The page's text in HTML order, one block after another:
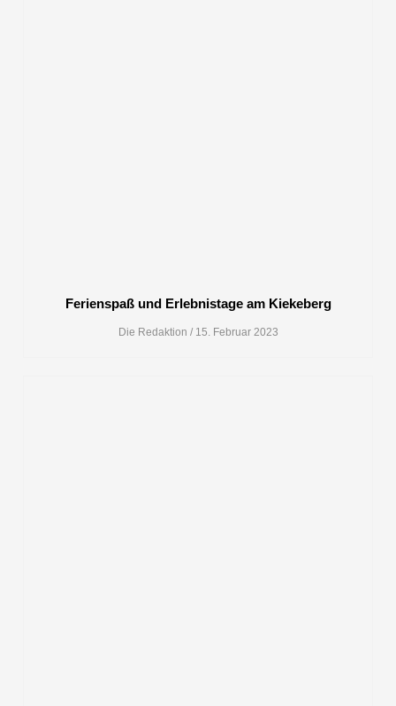
Ferienspaß und Erlebnistage am Kiekeberg
Die Redaktion 15. Februar 2023